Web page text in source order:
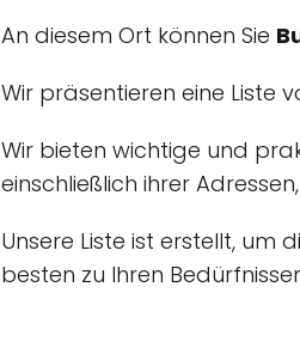
An diesem Ort können Sie
Wir präsentieren eine Liste
Wir bieten wichtige und
einschließlich ihrer
Unsere Liste ist erstellt, um
besten zu Ihren